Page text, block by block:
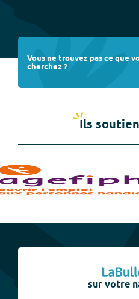
Vous ne trouvez pas ce que
cherchez ?
Ils
sur votre